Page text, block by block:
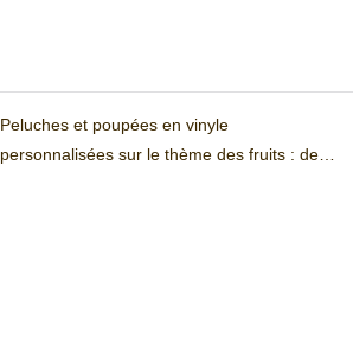
Peluches et poupées en vinyle
personnalisées sur le thème des fruits : des